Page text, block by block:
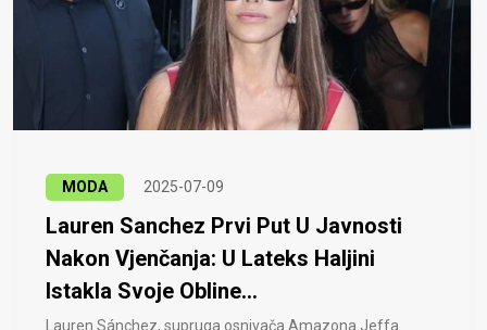
MODA 2025-07-09
Lauren Sanchez Prvi Put U Javnosti
Nakon Vjenčanja: U Lateks Haljini
Istakla Svoje Obline...
Lauren Sánchez, supruga osnivača Amazona Jeffa